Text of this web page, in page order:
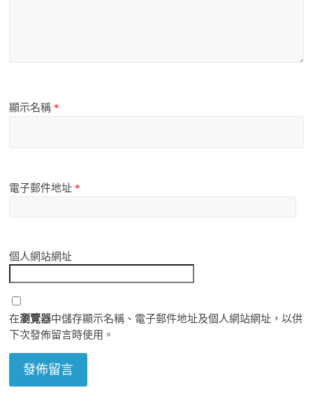
顯示名稱 *
電子郵件地址 *
個人網站網址
在瀏覽器中儲存顯示名稱、電子郵件地址及個人網站網址，以供
下次發佈留言時使用。